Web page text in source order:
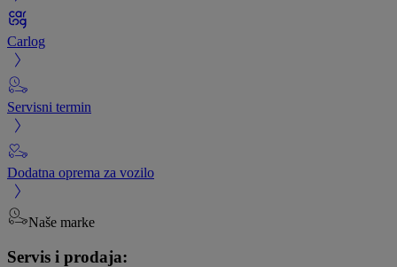
Carlog
Servisni termin
Dodatna oprema za vozilo
Naše marke
Servis i prodaja: